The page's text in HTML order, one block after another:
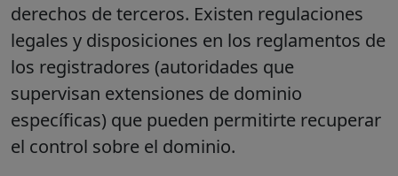
derechos de terceros. Existen regulaciones
legales y disposiciones en los reglamentos de
los registradores (autoridades que
supervisan extensiones de dominio
específicas) que pueden permitirte recuperar
el control sobre el dominio.